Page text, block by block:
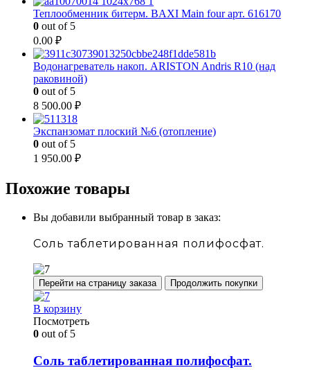
Теплообменник битерм. BAXI Main four арт. 616170
0 out of 5
0.00 ₽
Водонагреватель накоп. ARISTON Andris R10 (над
раковиной)
0 out of 5
8 500.00 ₽
Экспанзомат плоский №6 (отопление)
0 out of 5
1 950.00 ₽
Похожие товары
Вы добавили выбранный товар в заказ:
Соль таблетированная полифосфат.
Перейти на страницу заказа Продолжить покупки
В корзину
Посмотреть
0 out of 5
Соль таблетированная полифосфат.